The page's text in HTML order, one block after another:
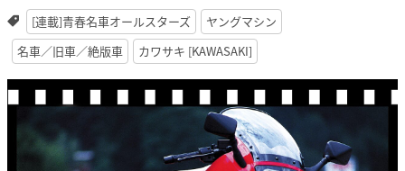
[連載]青春名車オールスターズ
ヤングマシン
名車／旧車／絶版車
カワサキ [KAWASAKI]